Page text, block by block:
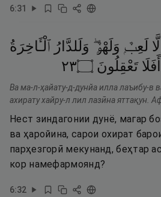
6:31
إِلَّا لَعِبٌۭ وَلَهْوٌۭ ۖ وَلَلدَّارُ ٱلْـَٔاخِرَةُ
أَفَلَا تَعْقِلُونَ ۝٣٢
Ва ма-л-ҳайату-д-дунйа илла лаъибу-в
ахирату хайру-л лил лазӣна яттақун.
Нест зиндагонии дунё, магар
ва ҳаройина, сарои охират
парҳезгорӣ мекунанд, беҳтар
кор намефармоянд?
6:32